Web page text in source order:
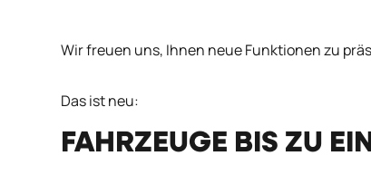
Wir freuen uns, Ihnen neue Funktionen zu
Das ist neu:
FAHRZEUGE BIS ZU